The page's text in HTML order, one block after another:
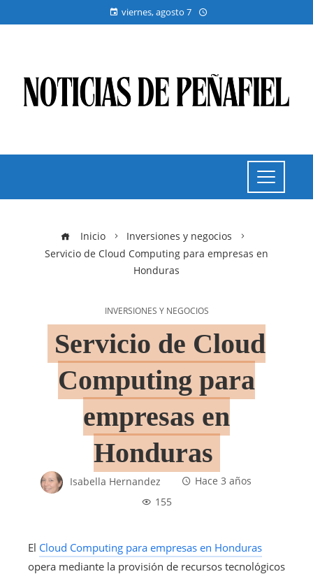
viernes, agosto 7
Inicio
Inversiones y negocios
Servicio de Cloud Computing para empresas en
Honduras
INVERSIONES Y NEGOCIOS
Servicio de Cloud
Computing para
empresas en
Honduras
Isabella Hernandez
Hace 3 años
155
El Cloud Computing para empresas en Honduras
opera mediante la provisión de recursos tecnológicos